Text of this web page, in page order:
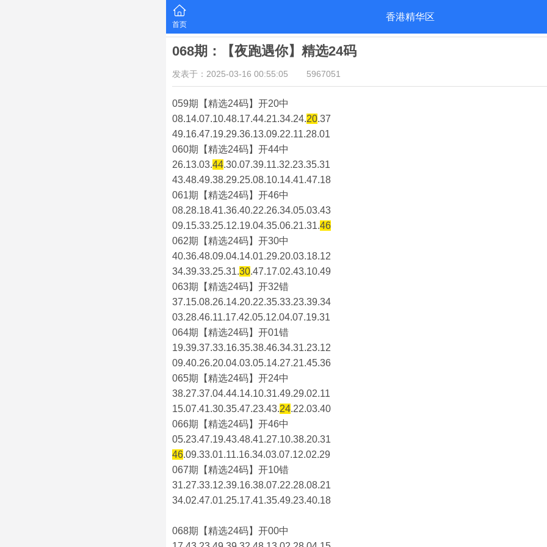
首页
香港精华区
068期：【夜跑遇你】精选24码
发表于：2025-03-16 00:55:05 5967051
059期【精选24码】开20中
08.14.07.10.48.17.44.21.34.24.20.37
49.16.47.19.29.36.13.09.22.11.28.01
060期【精选24码】开44中
26.13.03.44.30.07.39.11.32.23.35.31
43.48.49.38.29.25.08.10.14.41.47.18
061期【精选24码】开46中
08.28.18.41.36.40.22.26.34.05.03.43
09.15.33.25.12.19.04.35.06.21.31.46
062期【精选24码】开30中
40.36.48.09.04.14.01.29.20.03.18.12
34.39.33.25.31.30.47.17.02.43.10.49
063期【精选24码】开32错
37.15.08.26.14.20.22.35.33.23.39.34
03.28.46.11.17.42.05.12.04.07.19.31
064期【精选24码】开01错
19.39.37.33.16.35.38.46.34.31.23.12
09.40.26.20.04.03.05.14.27.21.45.36
065期【精选24码】开24中
38.27.37.04.44.14.10.31.49.29.02.11
15.07.41.30.35.47.23.43.24.22.03.40
066期【精选24码】开46中
05.23.47.19.43.48.41.27.10.38.20.31
46.09.33.01.11.16.34.03.07.12.02.29
067期【精选24码】开10错
31.27.33.12.39.16.38.07.22.28.08.21
34.02.47.01.25.17.41.35.49.23.40.18
068期【精选24码】开00中